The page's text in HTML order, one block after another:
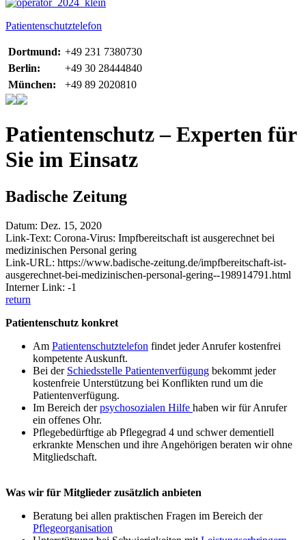
Patientenschutztelefon
Dortmund: +49 231 7380730
Berlin:
+49 30 28444840
München:
+49 89 2020810
Patientenschutz – Experten für
Sie im Einsatz
Badische Zeitung
Datum: Dez. 15, 2020
Link-Text: Corona-Virus: Impfbereitschaft ist ausgerechnet bei
medizinischen Personal gering
Link-URL: https://www.badische-zeitung.de/impfbereitschaft-ist-
ausgerechnet-bei-medizinischen-personal-gering--198914791.html
Interner Link: -1
return
Patientenschutz konkret
Am Patientenschutztelefon findet jeder Anrufer kostenfrei
kompetente Auskunft.
Bei der Schiedsstelle Patientenverfügung bekommt jeder
kostenfreie Unterstützung bei Konflikten rund um die
Patientenverfügung.
Im Bereich derpsychosozialen Hilfe haben wir für Anrufer
ein offenes Ohr.
Pflegebedürftige ab Pflegegrad 4 und schwer dementiell
erkrankte Menschen und ihre Angehörigen beraten wir ohne
Mitgliedschaft.
Was wir für Mitglieder zusätzlich anbieten
Beratung bei allen praktischen Fragen im Bereich der
Pflegeorganisation